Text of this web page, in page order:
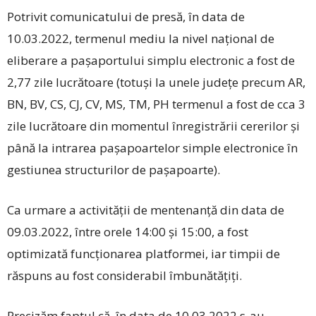
Potrivit comunicatului de presă, în data de
10.03.2022, termenul mediu la nivel național de
eliberare a pașaportului simplu electronic a fost de
2,77 zile lucrătoare (totuși la unele județe precum AR,
BN, BV, CS, CJ, CV, MS, TM, PH termenul a fost de cca 3
zile lucrătoare din momentul înregistrării cererilor și
până la intrarea pașapoartelor simple electronice în
gestiunea structurilor de pașapoarte).
Ca urmare a activității de mentenanță din data de
09.03.2022, între orele 14:00 și 15:00, a fost
optimizată funcționarea platformei, iar timpii de
răspuns au fost considerabil îmbunătățiți.